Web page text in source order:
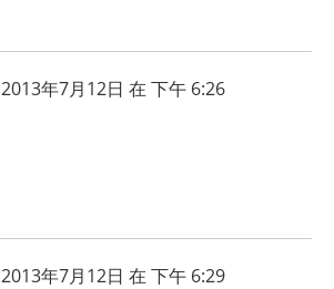
2013年7月12日 在 下午 6:26
2013年7月12日 在 下午 6:29